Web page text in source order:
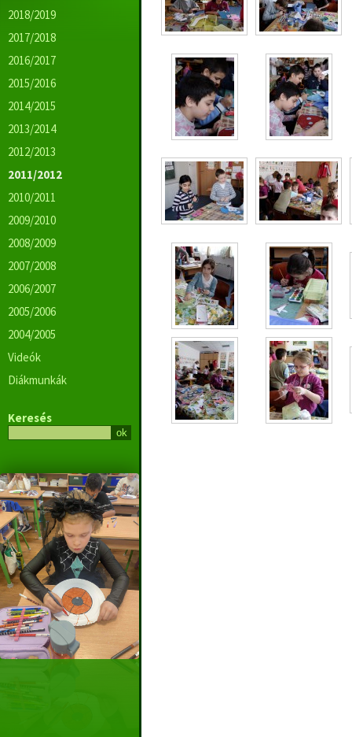
2018/2019
2017/2018
2016/2017
2015/2016
2014/2015
2013/2014
2012/2013
2011/2012
2010/2011
2009/2010
2008/2009
2007/2008
2006/2007
2005/2006
2004/2005
Videók
Diákmunkák
Keresés